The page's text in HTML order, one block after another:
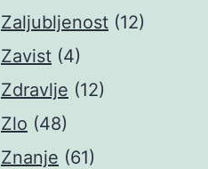
Zaljubljenost (12)
Zavist (4)
Zdravlje (12)
Zlo (48)
Znanje (61)